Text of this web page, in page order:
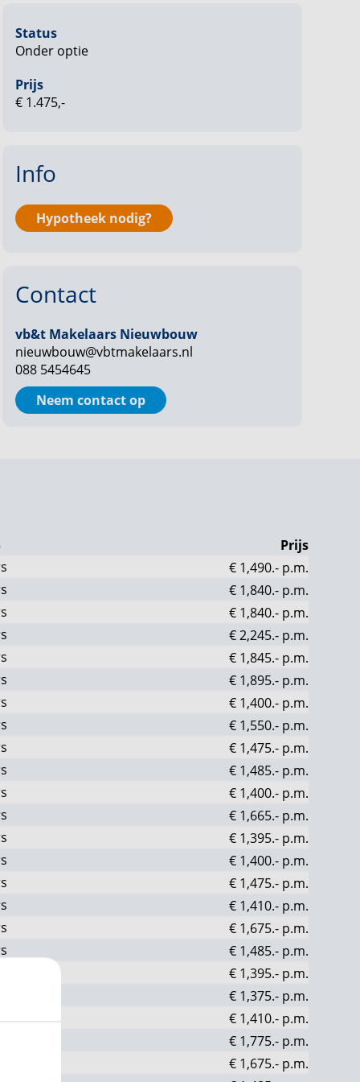
Status
Onder optie
Prijs
€ 1.475,-
Info
Hypotheek nodig?
Contact
vb&t Makelaars Nieuwbouw
nieuwbouw@vbtmakelaars.nl
088 5454645
Neem contact op
Prijs
€ 1,490.- p.m.
€ 1,840.- p.m.
€ 1,840.- p.m.
€ 2,245.- p.m.
€ 1,845.- p.m.
€ 1,895.- p.m.
€ 1,400.- p.m.
€ 1,550.- p.m.
€ 1,475.- p.m.
€ 1,485.- p.m.
€ 1,400.- p.m.
€ 1,665.- p.m.
€ 1,395.- p.m.
€ 1,400.- p.m.
€ 1,475.- p.m.
€ 1,410.- p.m.
€ 1,675.- p.m.
€ 1,485.- p.m.
€ 1,395.- p.m.
€ 1,375.- p.m.
€ 1,410.- p.m.
€ 1,775.- p.m.
€ 1,675.- p.m.